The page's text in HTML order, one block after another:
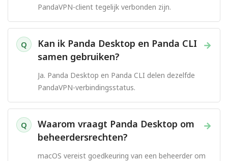
PandaVPN-client tegelijk verbonden zijn.
Q →
Kan ik Panda Desktop en Panda CLI
samen gebruiken?
Ja. Panda Desktop en Panda CLI delen dezelfde
PandaVPN-verbindingsstatus.
Q →
Waarom vraagt Panda Desktop om
beheerdersrechten?
macOS vereist goedkeuring van een beheerder om